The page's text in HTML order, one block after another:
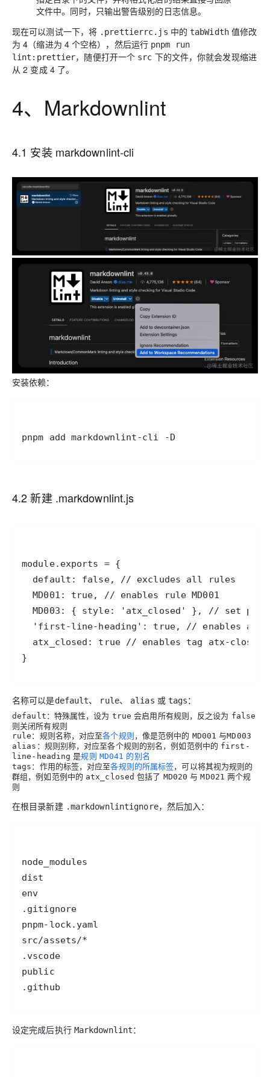
文件中。同时，只输出警告级别的日志信息。
现在可以测试一下，将 .prettierrc.js 中的tabWidth值修改
为 4（缩进为 4 个空格），然后运行 pnpm run
lint:prettier，随便打开一个 src 下的文件，你就会发现缩进
从 2 变成 4 了。
4、Markdownlint
4.1 安装 markdownlint-cli
安装依赖：
pnpm add markdownlint-cli -D
4.2 新建 .markdownlint.js
}
名称可以是default、 rule、 alias 或 tags：
default ：特殊属性，设为 true 会启用所有规则，反之设为 false
则关闭所有规则
rule ：规则名称，对应至各个规则，像是范例中的 MD001 与MD003
alias ：规则别称，对应至各个规则的别名，例如范例中的 first-
line-heading 是规则 MD041 的别名
tags ：作用的标签，对应至各规则的所属标签，可以将其视为规则的
群组，例如范例中的 atx_closed 包括了 MD020 与MD021 两个规
则
在根目录新建 .markdownlintignore，然后加入：
.vscode
.github
设定完成后执行 Markdownlint：